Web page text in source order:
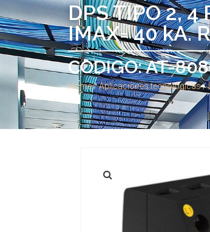
DPS TIPO 2, 4
IMAX= 40 kA.
CODIGO: AT-
Home/Aplicaciones tecnológicas/